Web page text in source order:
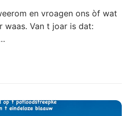
en vroagen ons òf wat
waas. Van t joar is dat: